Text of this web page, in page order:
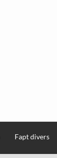
Fapt divers